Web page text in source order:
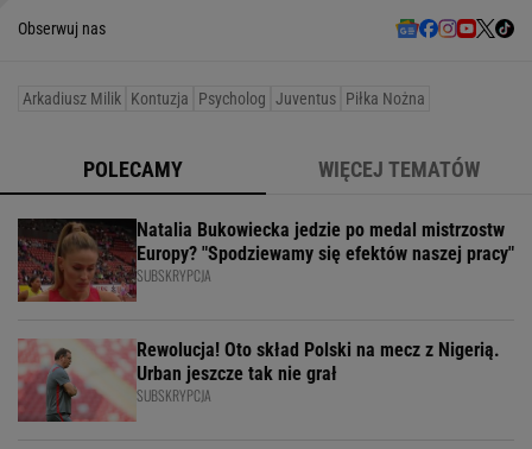
Obserwuj nas
Arkadiusz Milik Kontuzja Psycholog Juventus Piłka Nożna
POLECAMY WIĘCEJ TEMATÓW
Natalia Bukowiecka jedzie po medal mistrzostw
Europy? "Spodziewamy się efektów naszej pracy"
SUBSKRYPCJA
Rewolucja! Oto skład Polski na mecz z Nigerią.
Urban jeszcze tak nie grał
SUBSKRYPCJA